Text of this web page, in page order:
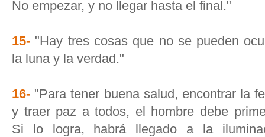
No empezar, y no llegar hasta el final."
15- "Hay tres cosas que no se pueden
la luna y la verdad."
16- "Para tener buena salud, encontrar la
y traer paz a todos, el hombre debe
Si lo logra, habrá llegado a la